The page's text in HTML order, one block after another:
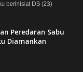
berinisial DS (23)
Peredaran Sabu
Diamankan